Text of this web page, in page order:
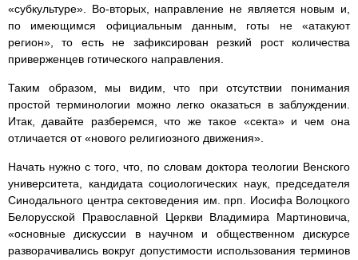
«субкультуре». Во-вторых, направление не является новым и,
по имеющимся официальным данным, готы не «атакуют
регион», то есть не зафиксирован резкий рост количества
приверженцев готического направления.
Таким образом, мы видим, что при отсутствии понимания
простой терминологии можно легко оказаться в заблуждении.
Итак, давайте разберемся, что же такое «секта» и чем она
отличается от «нового религиозного движения».
Начать нужно с того, что, по словам доктора теологии Венского
университета, кандидата социологических наук, председателя
Синодального центра сектоведения им. прп. Иосифа Волоцкого
Белорусской Православной Церкви Владимира Мартиновича,
«основные дискуссии в научном и общественном дискурсе
разворачивались вокруг допустимости использования терминов